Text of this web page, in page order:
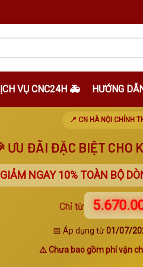
VỤ CNC24H 🚑 HƯỚNG
📍 CN HÀ NỘI CHÍNH
ƯU ĐÃI ĐẶC BIỆT CHO
NGAY10% TOÀN BỘ
Chỉ từ
📅 Áp dụng từ01/07/
⚠️ Chưa bao gồm phí vận